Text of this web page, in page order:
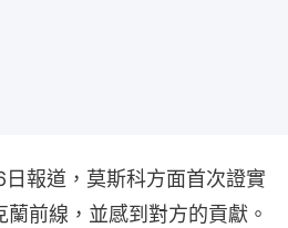
報道，莫斯科方面首次證實
前線，並感到對方的貢獻。